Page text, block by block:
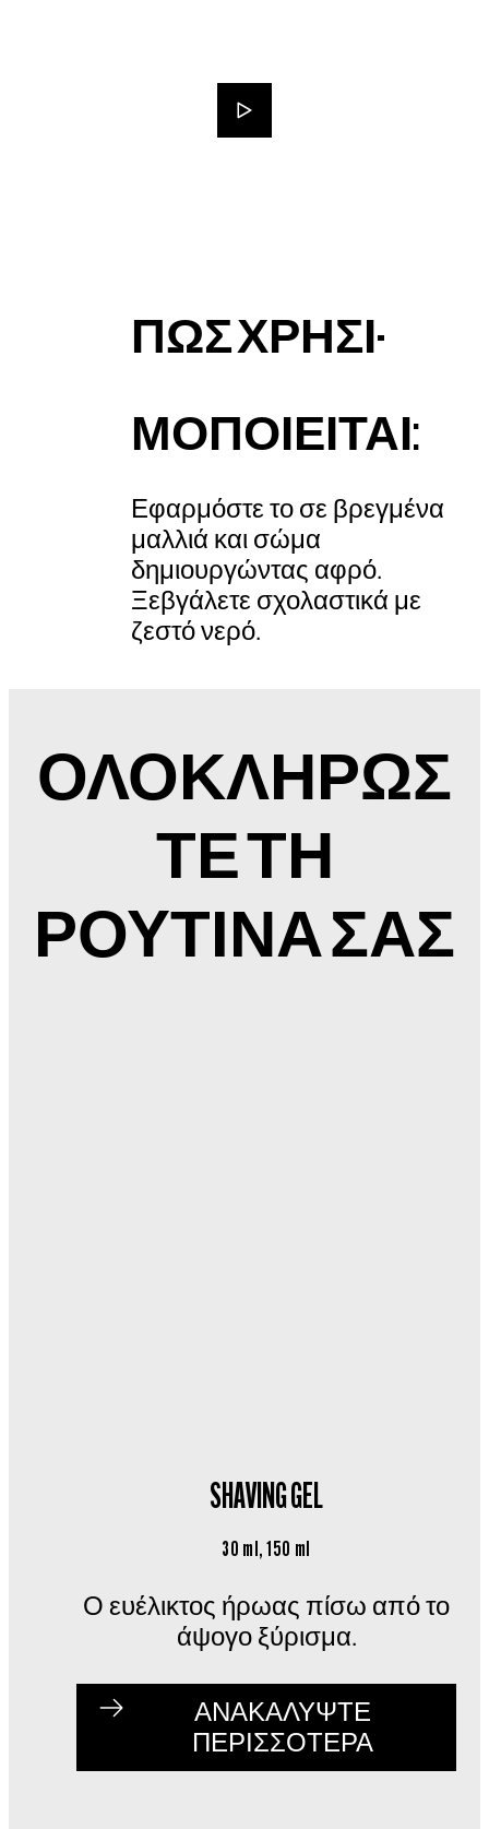
ΠΩΣ ΧΡΗΣΙ-
ΜΟΠΟΙΕΙΤΑΙ:
Εφαρμόστε το σε βρεγμένα
μαλλιά και σώμα
δημιουργώντας αφρό.
Ξεβγάλετε σχολαστικά με
ζεστό νερό.
ΟΛΟΚΛΗΡΩΣ
ΤΕ ΤΗ
ΡΟΥΤΙΝΑ ΣΑΣ
SHAVING GEL
30 ml, 150 ml
Ο ευέλικτος ήρωας πίσω από το
άψογο ξύρισμα.
ΑΝΑΚΑΛΥΨΤΕ
ΠΕΡΙΣΣΟΤΕΡΑ